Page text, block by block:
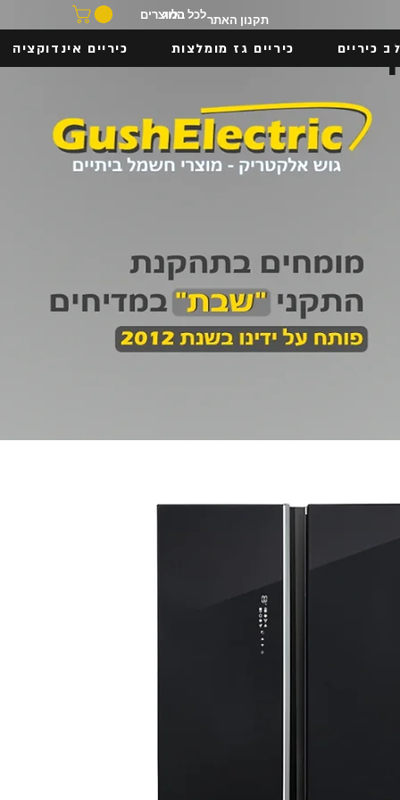
בלוג
לכל המוצרים
כיריים כיריים גז מומלצות כיריים אינדוקציה
תקנון האתר